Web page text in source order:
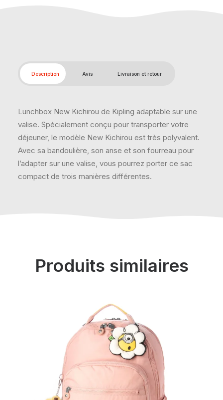
Description Avis Livraison et retour
Lunchbox New Kichirou de Kipling adaptable sur une
valise. Spécialement conçu pour transporter votre
déjeuner, le modèle New Kichirou est très polyvalent.
Avec sa bandoulière, son anse et son fourreau pour
l’adapter sur une valise, vous pourrez porter ce sac
compact de trois manières différentes.
Produits similaires